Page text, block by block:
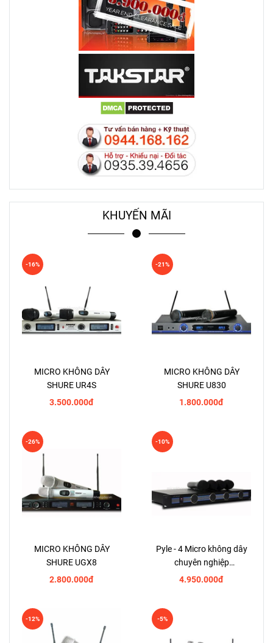
KHUYẾN MÃI
MICRO KHÔNG DÂY
SHURE UR4S
3.500.000đ
-16%
MICRO KHÔNG DÂY
SHURE U830
1.800.000đ
-21%
MICRO KHÔNG DÂY
SHURE UGX8
2.800.000đ
-26%
Pyle - 4 Micro không dây
chuyên nghiệp
PDWM5000
4.950.000đ
-10%
-12% -5%